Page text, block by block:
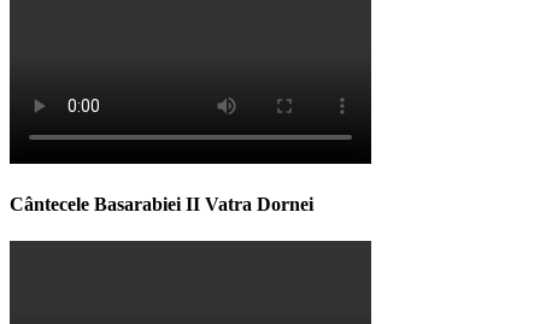
Cântecele Basarabiei II Vatra Dornei